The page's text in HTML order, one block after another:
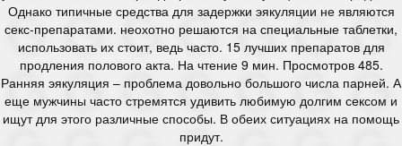
Однако типичные средства для задержки эякуляции не являются
секс-препаратами. неохотно решаются на специальные таблетки,
использовать их стоит, ведь часто. 15 лучших препаратов для
продления полового акта. На чтение 9 мин. Просмотров 485.
Ранняя эякуляция – проблема довольно большого числа парней. А
еще мужчины часто стремятся удивить любимую долгим сексом и
ищут для этого различные способы. В обеих ситуациях на помощь
придут.